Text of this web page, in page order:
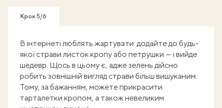
Крок 5/6
В інтернеті люблять жартувати: додайте до будь-
якої страви листок кропу або петрушки — і вийде
шедевр. Щось в цьому є, адже зелень дійсно
робить зовнішній вигляд страви більш вишуканим.
Тому, за бажанням, можете прикрасити
тарталетки кропом, а також невеликим